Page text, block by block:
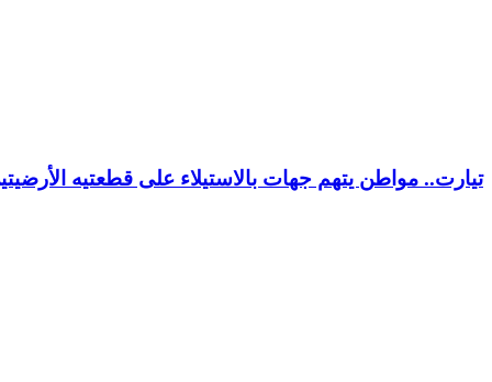
تيارت.. مواطن يتهم جهات بالاستيلاء على قطعتيه